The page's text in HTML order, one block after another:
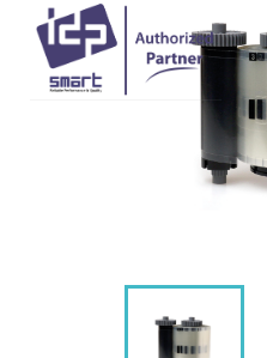
BRACELET